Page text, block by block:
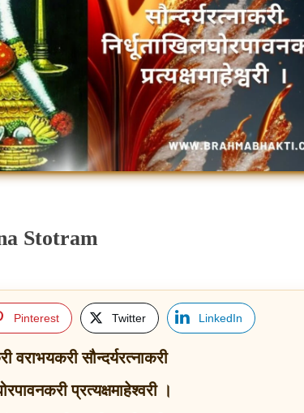
Stotram
Pinterest Twitter LinkedIn
वराभयकरी सौन्दर्यरत्नाकरी
प्रत्यक्षमाहेश्वरी ।